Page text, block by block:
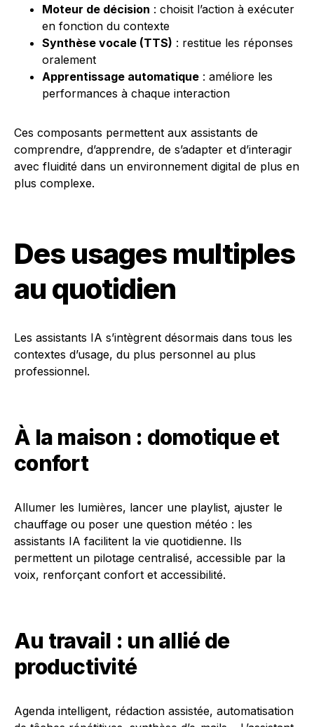
Moteur de décision : choisit l’action à exécuter
en fonction du contexte
Synthèse vocale (TTS) : restitue les réponses
oralement
Apprentissage automatique : améliore les
performances à chaque interaction
Ces composants permettent aux assistants de
comprendre, d’apprendre, de s’adapter et d’interagir
avec fluidité dans un environnement digital de plus en
plus complexe.
Des usages multiples
au quotidien
Les assistants IA s’intègrent désormais dans tous les
contextes d’usage, du plus personnel au plus
professionnel.
À la maison : domotique et
confort
Allumer les lumières, lancer une playlist, ajuster le
chauffage ou poser une question météo : les
assistants IA facilitent la vie quotidienne. Ils
permettent un pilotage centralisé, accessible par la
voix, renforçant confort et accessibilité.
Au travail : un allié de
productivité
Agenda intelligent, rédaction assistée, automatisation